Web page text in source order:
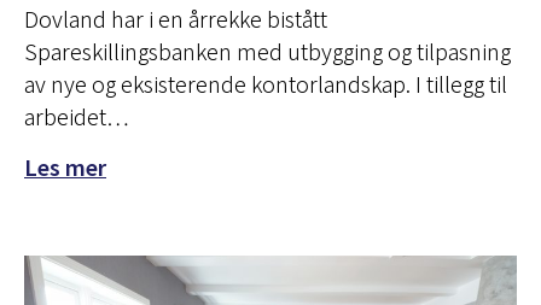
Dovland har i en årrekke bistått
Spareskillingsbanken med utbygging og tilpasning
av nye og eksisterende kontorlandskap. I tillegg til
arbeidet…
Les mer